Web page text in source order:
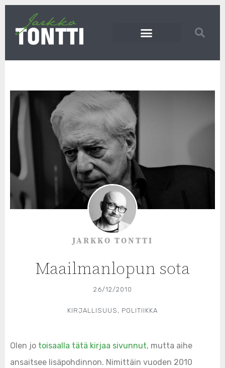
JARKKO TONTTI
Maailmanlopun sota
26/12/2010
KIRJALLISUUS , POLITIIKKA
Olen jo toisaalla tätä kirjaa sivunnut, mutta aihe
ansaitsee lisäpohdinnon. Nimittäin vuoden 2010